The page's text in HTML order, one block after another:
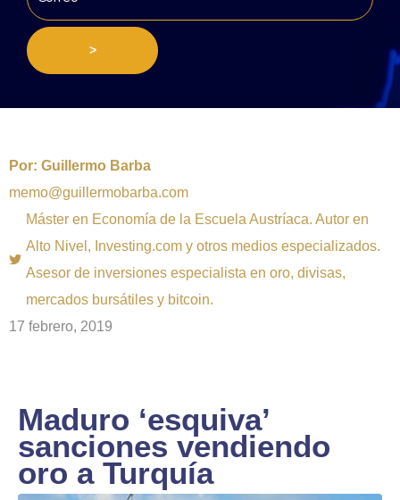
>
Por: Guillermo Barba
memo@guillermobarba.com
Máster en Economía de la Escuela Austríaca. Autor en
Alto Nivel, Investing.com y otros medios especializados.
Asesor de inversiones especialista en oro, divisas,
mercados bursátiles y bitcoin.
17 febrero, 2019
Maduro ‘esquiva’
sanciones vendiendo
oro a Turquía